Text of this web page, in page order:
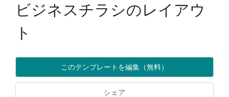
ビジネスチラシのレイアウ
ト
このテンプレートを編集（無料）
シェア